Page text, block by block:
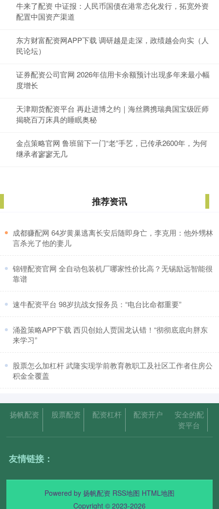
牛来了配资 中证报：人民币国债在港常态化发行，拓宽外资
配置中国资产渠道
东方财富配资网APP下载 调研越是走深，政绩越会向实（人
民论坛）
证券配资公司官网 2026年信用卡余额预计出现多年来最小幅
度增长
天津期货配资平台 再赴进博之约｜海丝腾携瑞典国宝级匠师
揭晓百万床具的睡眠奥秘
金点策略官网 鲁班留下一门“老”手艺，已传承2600年，为何
继承者寥寥无几
推荐资讯
​成都赚配网 64岁黄巢逃离长安后随即身亡，李克用：他外甥林
言杀光了他的妻儿
​锦锂配资官网 全自动包装机厂哪家性价比高？无锡励远智能很
靠谱
​速牛配资平台 98岁抗战女报务员：“电台比命都重要”
​涌盈策略APP下载 西贝创始人贾国龙认错！“彻彻底底向胖东
来学习”
​股票怎么加杠杆 武隆实现学前教育教职工及社区工作者住房公
积金全覆盖
扬帆配资 股票配资 配资杠杆 配资开户
安全的配
资平台
友情链接：
Powered by 扬帆配资 RSS地图 HTML地图
Copyright © 2023-2026